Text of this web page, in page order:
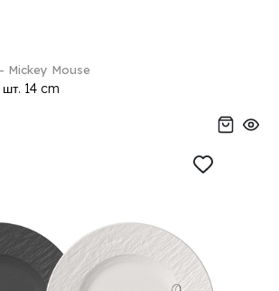
Mickey Mouse
14 cm